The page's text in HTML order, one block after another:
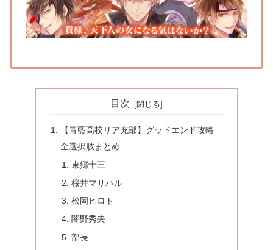
目次
【青藍高校リア充部】グッドエンド攻略
全選択肢まとめ
東郷十三
桜井マサハル
松岡ヒロト
闇野秀夫
部長